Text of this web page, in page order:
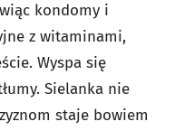
kondomy i
z witaminami,
Wyspa się
Sielanka nie
staje bowiem